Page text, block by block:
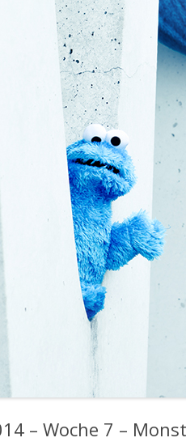
– Woche 7 –